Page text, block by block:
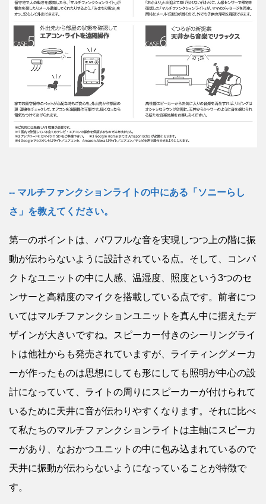
マルチファンクションライトの中にある「ソニーらし
さ」を教えてください。
第一のポイントは、パワフルな音を実現しつつ上の階に振
動が伝わらないように設計されている点。そして、コンパ
クトなユニットの中に人感、温湿度、照度という3つのセ
ンサーと高精度のマイクを搭載している点です。前者につ
いてはマルチファンクションユニットを真ん中に据えたデ
ザインが大きいですね。スピーカー付きのシーリングライ
トは他社からも発売されていますが、ライティングメーカ
ーが作ったものは思想にしても形にしても照明が中心の設
計になっていて、ライトの周りにスピーカーが付けられて
いるために天井に音が伝わりやすくなります。それに比べ
て私たちのマルチファンクションライトは主軸にスピーカ
ーがあり、なおかつユニットの中に包み込まれているので
天井に振動が伝わらないようになっていることが特徴で
す。